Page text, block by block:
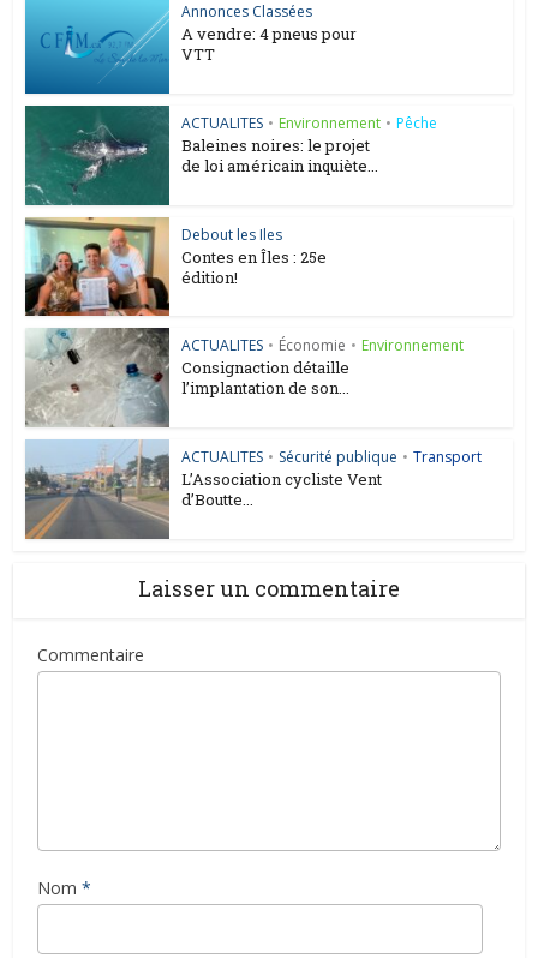
Annonces Classées
A vendre: 4 pneus pour
VTT
ACTUALITES • Environnement • Pêche
Baleines noires: le projet
de loi américain inquiète...
Debout les Iles
Contes en Îles : 25e
édition!
ACTUALITES • Économie • Environnement
Consignaction détaille
l’implantation de son...
ACTUALITES • Sécurité publique • Transport
L’Association cycliste Vent
d’Boutte...
Laisser un commentaire
Commentaire
Nom *